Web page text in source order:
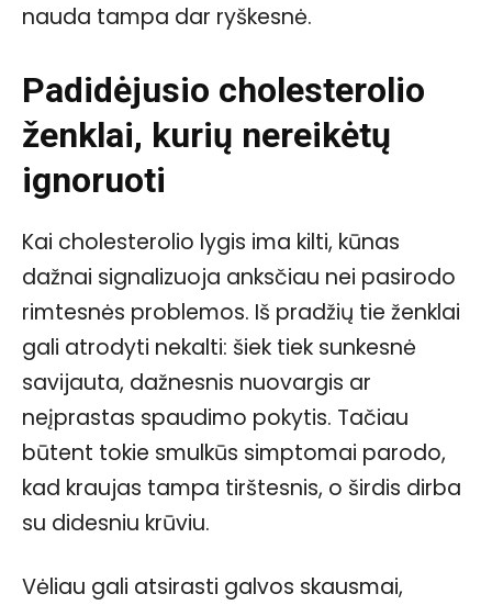
nauda tampa dar ryškesnė.
Padidėjusio cholesterolio
ženklai, kurių nereikėtų
ignoruoti
Kai cholesterolio lygis ima kilti, kūnas
dažnai signalizuoja anksčiau nei pasirodo
rimtesnės problemos. Iš pradžių tie ženklai
gali atrodyti nekalti: šiek tiek sunkesnė
savijauta, dažnesnis nuovargis ar
neįprastas spaudimo pokytis. Tačiau
būtent tokie smulkūs simptomai parodo,
kad kraujas tampa tirštesnis, o širdis dirba
su didesniu krūviu.
Vėliau gali atsirasti galvos skausmai,